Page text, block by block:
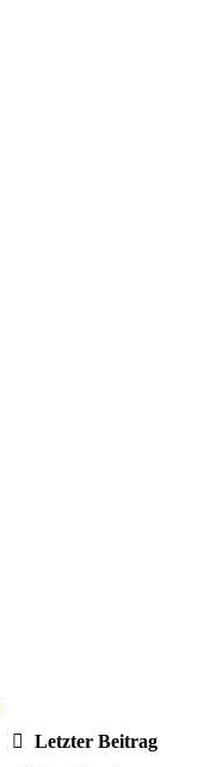
Letzter Beitrag